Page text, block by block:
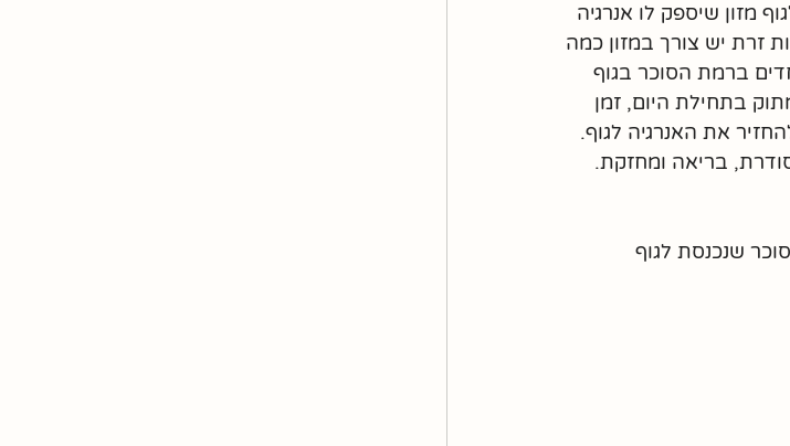
מזון שיספק לו אנרגיה
זרת יש צורך במזון כמה
ברמת הסוכר בגוף
בתחילת היום, זמן
את האנרגיה לגוף.
בריאה ומחזקת.
שנכנסת לגוף